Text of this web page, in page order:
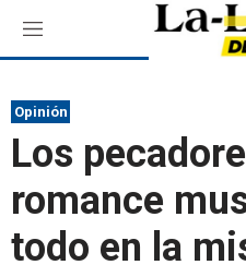
M
e
ú
Opinión
Los
romance
todo en la